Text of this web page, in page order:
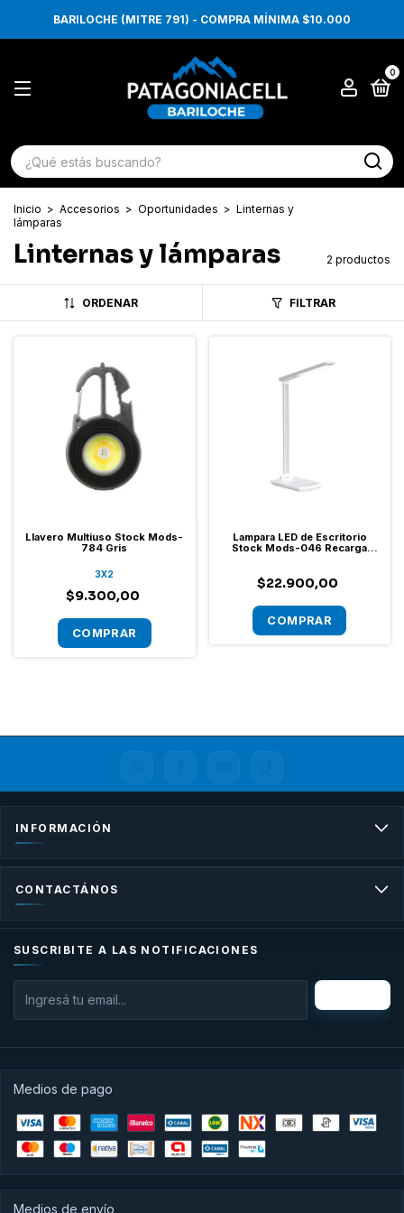
BARILOCHE (MITRE 791) - COMPRA MÍNIMA $10.000
0
Inicio > Accesorios > Oportunidades > Linternas y
lámparas
Linternas y lámparas 2 productos
ORDENAR FILTRAR
Llavero Multiuso Stock Mods-
784 Gris
3X2
$9.300,00
Lampara LED de Escritorio
Stock Mods-046 Recarga
$22.900,00
INFORMACIÓN
CONTACTÁNOS
SUSCRIBITE A LAS NOTIFICACIONES
Medios de pago
Medios de envío